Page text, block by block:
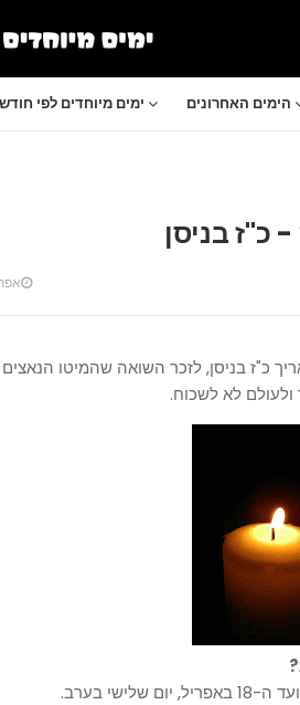
ימים מיוחדים לפי הימים האחרונים
כ"ז בניסן
אפריל
כ"ז בניסן, לזכר השואה שהמיטו
ולעולם לא לשכוח.